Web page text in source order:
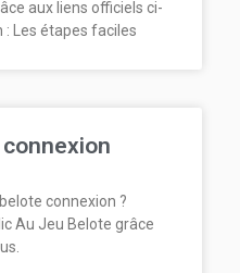
aux liens officiels ci-
: Les étapes faciles
connexion ?
Au Jeu Belote grâce